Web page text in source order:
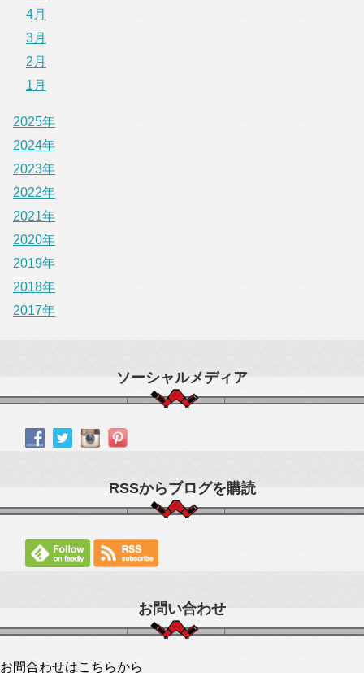
4月
3月
2月
1月
2025年
2024年
2023年
2022年
2021年
2020年
2019年
2018年
2017年
ソーシャルメディア
RSSからブログを購読
お問い合わせ
お問合わせはこちらから